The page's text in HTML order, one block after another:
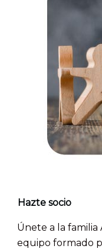
Hazte socio
Únete a la familia
equipo formado